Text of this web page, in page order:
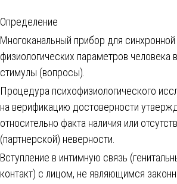
Определение
Многоканальный прибор для синхронной
физиологических параметров
стимулы (вопросы).
Процедура психофизиологического
на верификацию достоверности
относительно факта наличия или
(партнерской) неверности.
Вступление в интимную связь
контакт) с лицом, не являющимся